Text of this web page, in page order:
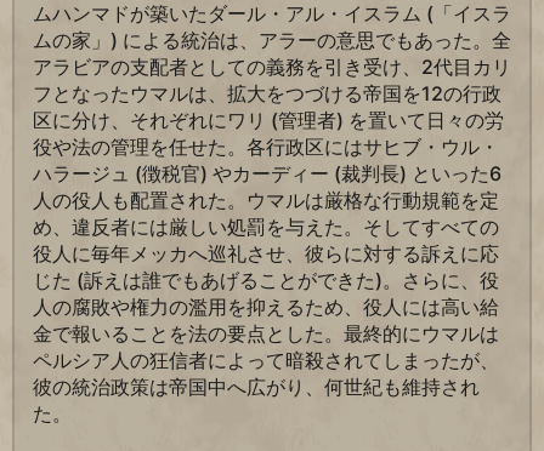
ムハンマドが築いたダール・アル・イスラム (「イスラ
ムの家」) による統治は、アラーの意思でもあった。全
アラビアの支配者としての義務を引き受け、2代目カリ
フとなったウマルは、拡大をつづける帝国を12の行政
区に分け、それぞれにワリ (管理者) を置いて日々の労
役や法の管理を任せた。各行政区にはサヒブ・ウル・
ハラージュ (徴税官) やカーディー (裁判長) といった6
人の役人も配置された。ウマルは厳格な行動規範を定
め、違反者には厳しい処罰を与えた。そしてすべての
役人に毎年メッカへ巡礼させ、彼らに対する訴えに応
じた (訴えは誰でもあげることができた)。さらに、役
人の腐敗や権力の濫用を抑えるため、役人には高い給
金で報いることを法の要点とした。最終的にウマルは
ペルシア人の狂信者によって暗殺されてしまったが、
彼の統治政策は帝国中へ広がり、何世紀も維持され
た。